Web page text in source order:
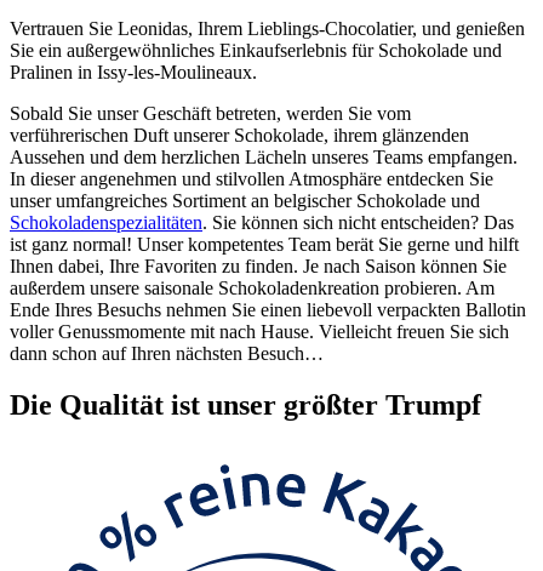
Vertrauen Sie Leonidas, Ihrem Lieblings-Chocolatier, und genießen
Sie ein außergewöhnliches Einkaufserlebnis für Schokolade und
Pralinen in Issy-les-Moulineaux.
Sobald Sie unser Geschäft betreten, werden Sie vom
verführerischen Duft unserer Schokolade, ihrem glänzenden
Aussehen und dem herzlichen Lächeln unseres Teams empfangen.
In dieser angenehmen und stilvollen Atmosphäre entdecken Sie
unser umfangreiches Sortiment an belgischer Schokolade und
Schokoladenspezialitäten. Sie können sich nicht entscheiden? Das
ist ganz normal! Unser kompetentes Team berät Sie gerne und hilft
Ihnen dabei, Ihre Favoriten zu finden. Je nach Saison können Sie
außerdem unsere saisonale Schokoladenkreation probieren. Am
Ende Ihres Besuchs nehmen Sie einen liebevoll verpackten Ballotin
voller Genussmomente mit nach Hause. Vielleicht freuen Sie sich
dann schon auf Ihren nächsten Besuch…
Die Qualität ist unser größter Trumpf